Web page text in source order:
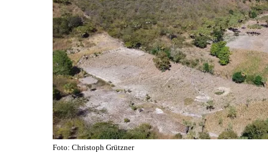
Foto: Christoph Grützner